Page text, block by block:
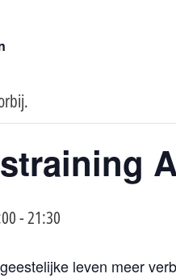
-21:30
leven meer